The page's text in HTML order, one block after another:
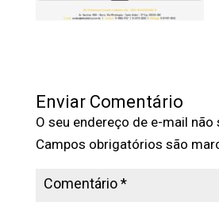
Enviar Comentário
O seu endereço de e-mail não
Campos obrigatórios são